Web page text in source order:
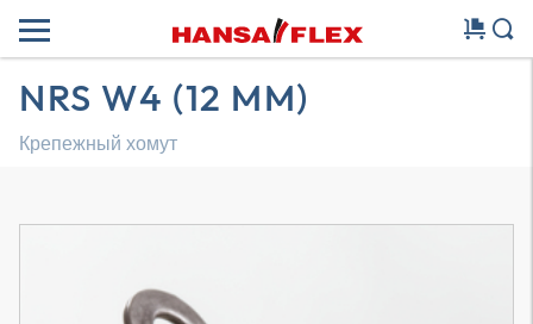
NRS W4 (12 MM)
Крепежный хомут